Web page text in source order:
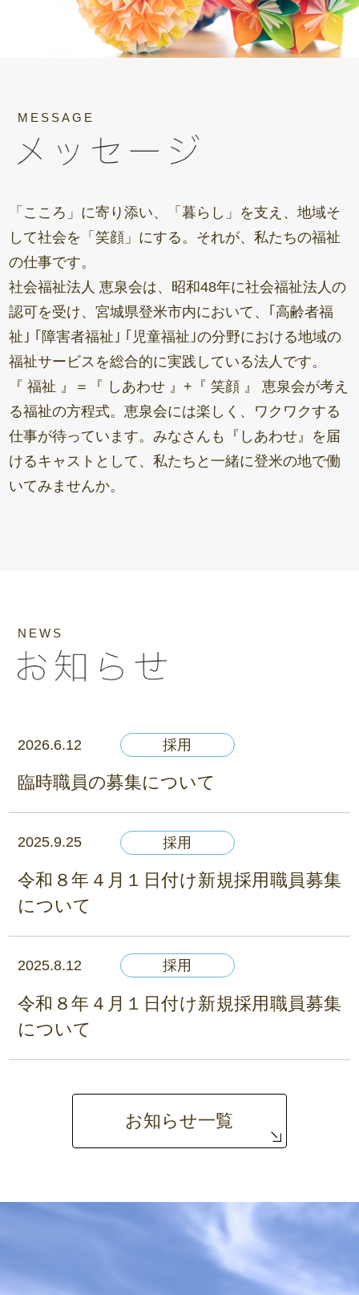
MESSAGE
「こころ」に寄り添い、「暮らし」を支え、地域そ
して社会を「笑顔」にする。それが、私たちの福祉
の仕事です。
社会福祉法人 恵泉会は、昭和48年に社会福祉法人の
認可を受け、宮城県登米市内において、｢高齢者福
祉｣ ｢障害者福祉｣ ｢児童福祉｣の分野における地域の
福祉サービスを総合的に実践している法人です。
『 福祉 』＝『 しあわせ 』+『 笑顔 』 恵泉会が考え
る福祉の方程式。恵泉会には楽しく、ワクワクする
仕事が待っています。みなさんも『しあわせ』を届
けるキャストとして、私たちと一緒に登米の地で働
いてみませんか。
NEWS
2026.6.12 採用
臨時職員の募集について
2025.9.25 採用
令和８年４月１日付け新規採用職員募集
について
2025.8.12 採用
令和８年４月１日付け新規採用職員募集
について
お知らせ一覧